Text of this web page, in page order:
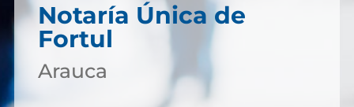
Notaría Única de
Fortul
Arauca